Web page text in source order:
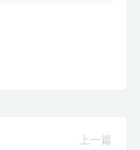
上一篇